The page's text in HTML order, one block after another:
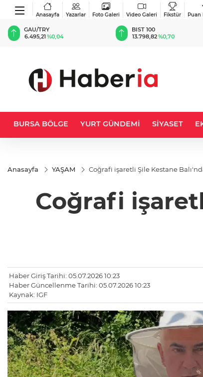
Anasayfa Yazarlar Foto Galeri Video Galeri Fikstür Puan
BIST 100
13.798,82%0,70
USD
47,5391%0,04
BURSA BÖLGE YURT GÜNDEMİ SİYASET
Anasayfa YAŞAM Coğrafi işaretli Şile Kestane
Coğrafi
Haber Giriş Tarihi: 05.07.2026 10:23
Haber Güncellenme Tarihi: 05.07.2026 10:23
Kaynak: IGF